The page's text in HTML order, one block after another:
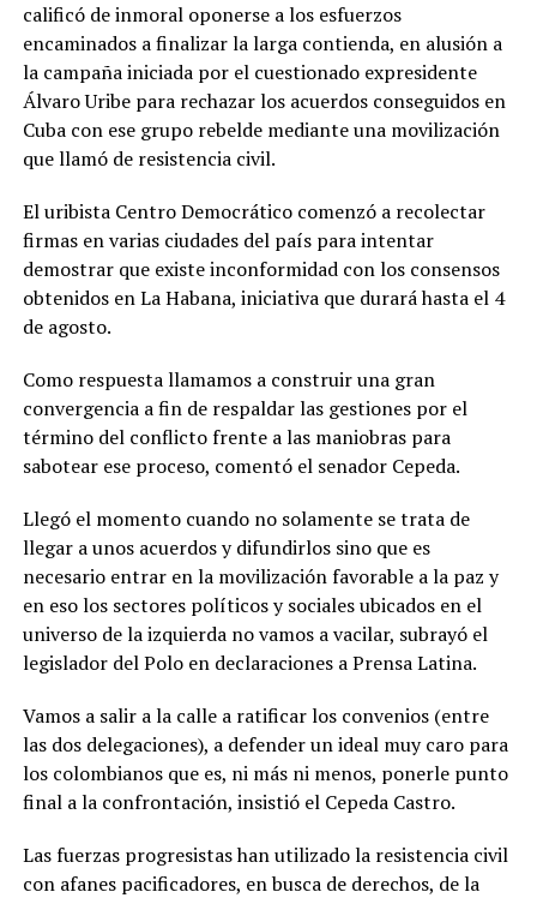
calificó de inmoral oponerse a los esfuerzos
encaminados a finalizar la larga contienda, en alusión a
la campaña iniciada por el cuestionado expresidente
Álvaro Uribe para rechazar los acuerdos conseguidos en
Cuba con ese grupo rebelde mediante una movilización
que llamó de resistencia civil.
El uribista Centro Democrático comenzó a recolectar
firmas en varias ciudades del país para intentar
demostrar que existe inconformidad con los consensos
obtenidos en La Habana, iniciativa que durará hasta el 4
de agosto.
Como respuesta llamamos a construir una gran
convergencia a fin de respaldar las gestiones por el
término del conflicto frente a las maniobras para
sabotear ese proceso, comentó el senador Cepeda.
Llegó el momento cuando no solamente se trata de
llegar a unos acuerdos y difundirlos sino que es
necesario entrar en la movilización favorable a la paz y
en eso los sectores políticos y sociales ubicados en el
universo de la izquierda no vamos a vacilar, subrayó el
legislador del Polo en declaraciones a Prensa Latina.
Vamos a salir a la calle a ratificar los convenios (entre
las dos delegaciones), a defender un ideal muy caro para
los colombianos que es, ni más ni menos, ponerle punto
final a la confrontación, insistió el Cepeda Castro.
Las fuerzas progresistas han utilizado la resistencia civil
con afanes pacificadores, en busca de derechos, de la